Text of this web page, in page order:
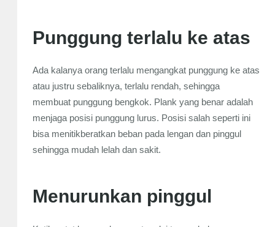
Punggung terlalu ke atas
Ada kalanya orang terlalu mengangkat punggung ke atas
atau justru sebaliknya, terlalu rendah, sehingga
membuat punggung bengkok. Plank yang benar adalah
menjaga posisi punggung lurus. Posisi salah seperti ini
bisa menitikberatkan beban pada lengan dan pinggul
sehingga mudah lelah dan sakit.
Menurunkan pinggul